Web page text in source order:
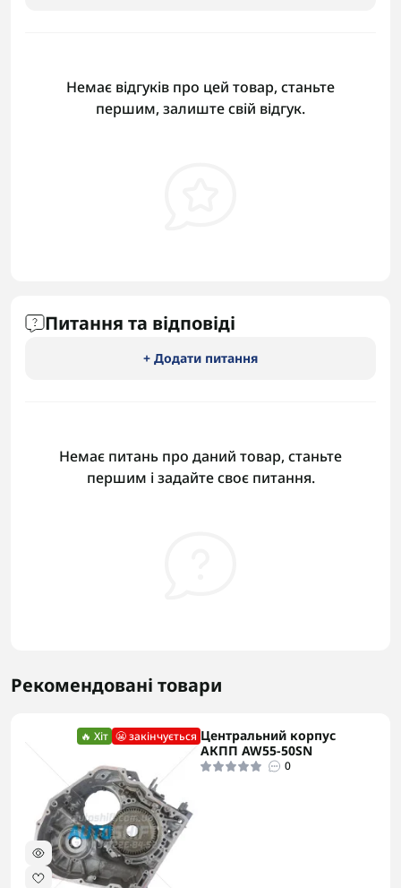
Немає відгуків про цей товар, станьте
першим, залиште свій відгук.
Питання та відповіді
+ Додати питання
Немає питань про даний товар, станьте
першим і задайте своє питання.
Рекомендовані товари
🔥 Хіт 😬 закінчується Центральний корпус
АКПП AW55-50SN
0